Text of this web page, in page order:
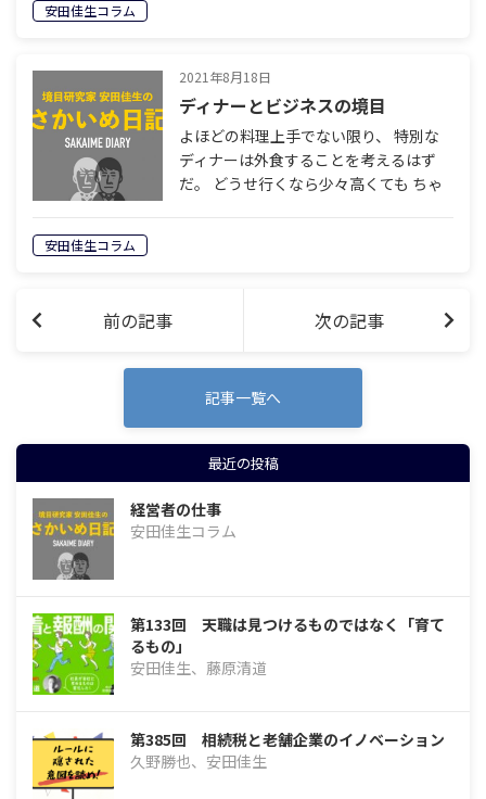
安田佳生コラム
2021年8月18日
ディナーとビジネスの境目
よほどの料理上手でない限り、 特別な
ディナーは外食することを考えるはず
だ。 どうせ行くなら少々高くても ちゃ
安田佳生コラム
前の記事 次の記事
記事一覧へ
最近の投稿
経営者の仕事
安田佳生コラム
第133回 天職は見つけるものではなく「育て
るもの」
安田佳生、藤原清道
第385回 相続税と老舗企業のイノベーション
久野勝也、安田佳生